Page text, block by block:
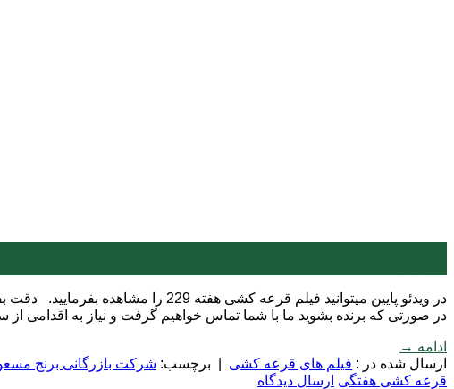
در ویدئو پایین میتوانید فیلم
در صورتی که برنده بشوید ما با شما تماس خواهیم گرفت و نیاز به اقدامی
ادامه →
ارسال شده در : فیلم های قرعه کشی برچسب: شرکت بازرگانی برنج
قرعه کشی هفتگی ارسال دیدگاه